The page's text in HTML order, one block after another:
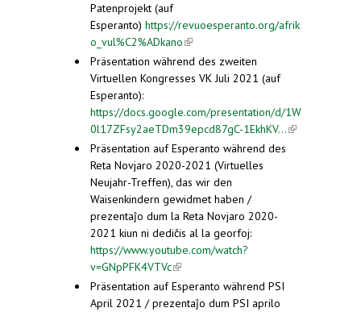
Patenprojekt (auf
Esperanto) https://revuoesperanto.org/afrik
o_vul%C2%ADkano(link is external)
Präsentation während des zweiten
Virtuellen Kongresses VK Juli 2021 (auf
Esperanto):
https://docs.google.com/presentation/d/1W
0l17ZFsy2aeTDm39epcd87gC-1EkhKV...(link is
Präsentation auf Esperanto während des
Reta Novjaro 2020-2021 (Virtuelles
Neujahr-Treffen), das wir den
Waisenkindern gewidmet haben /
prezentaĵo dum la Reta Novjaro 2020-
2021 kiun ni dediĉis al la georfoj:
https://www.youtube.com/watch?
v=GNpPFK4VTVc(link is external)
Präsentation auf Esperanto während PSI
April 2021 / prezentaĵo dum PSI aprilo